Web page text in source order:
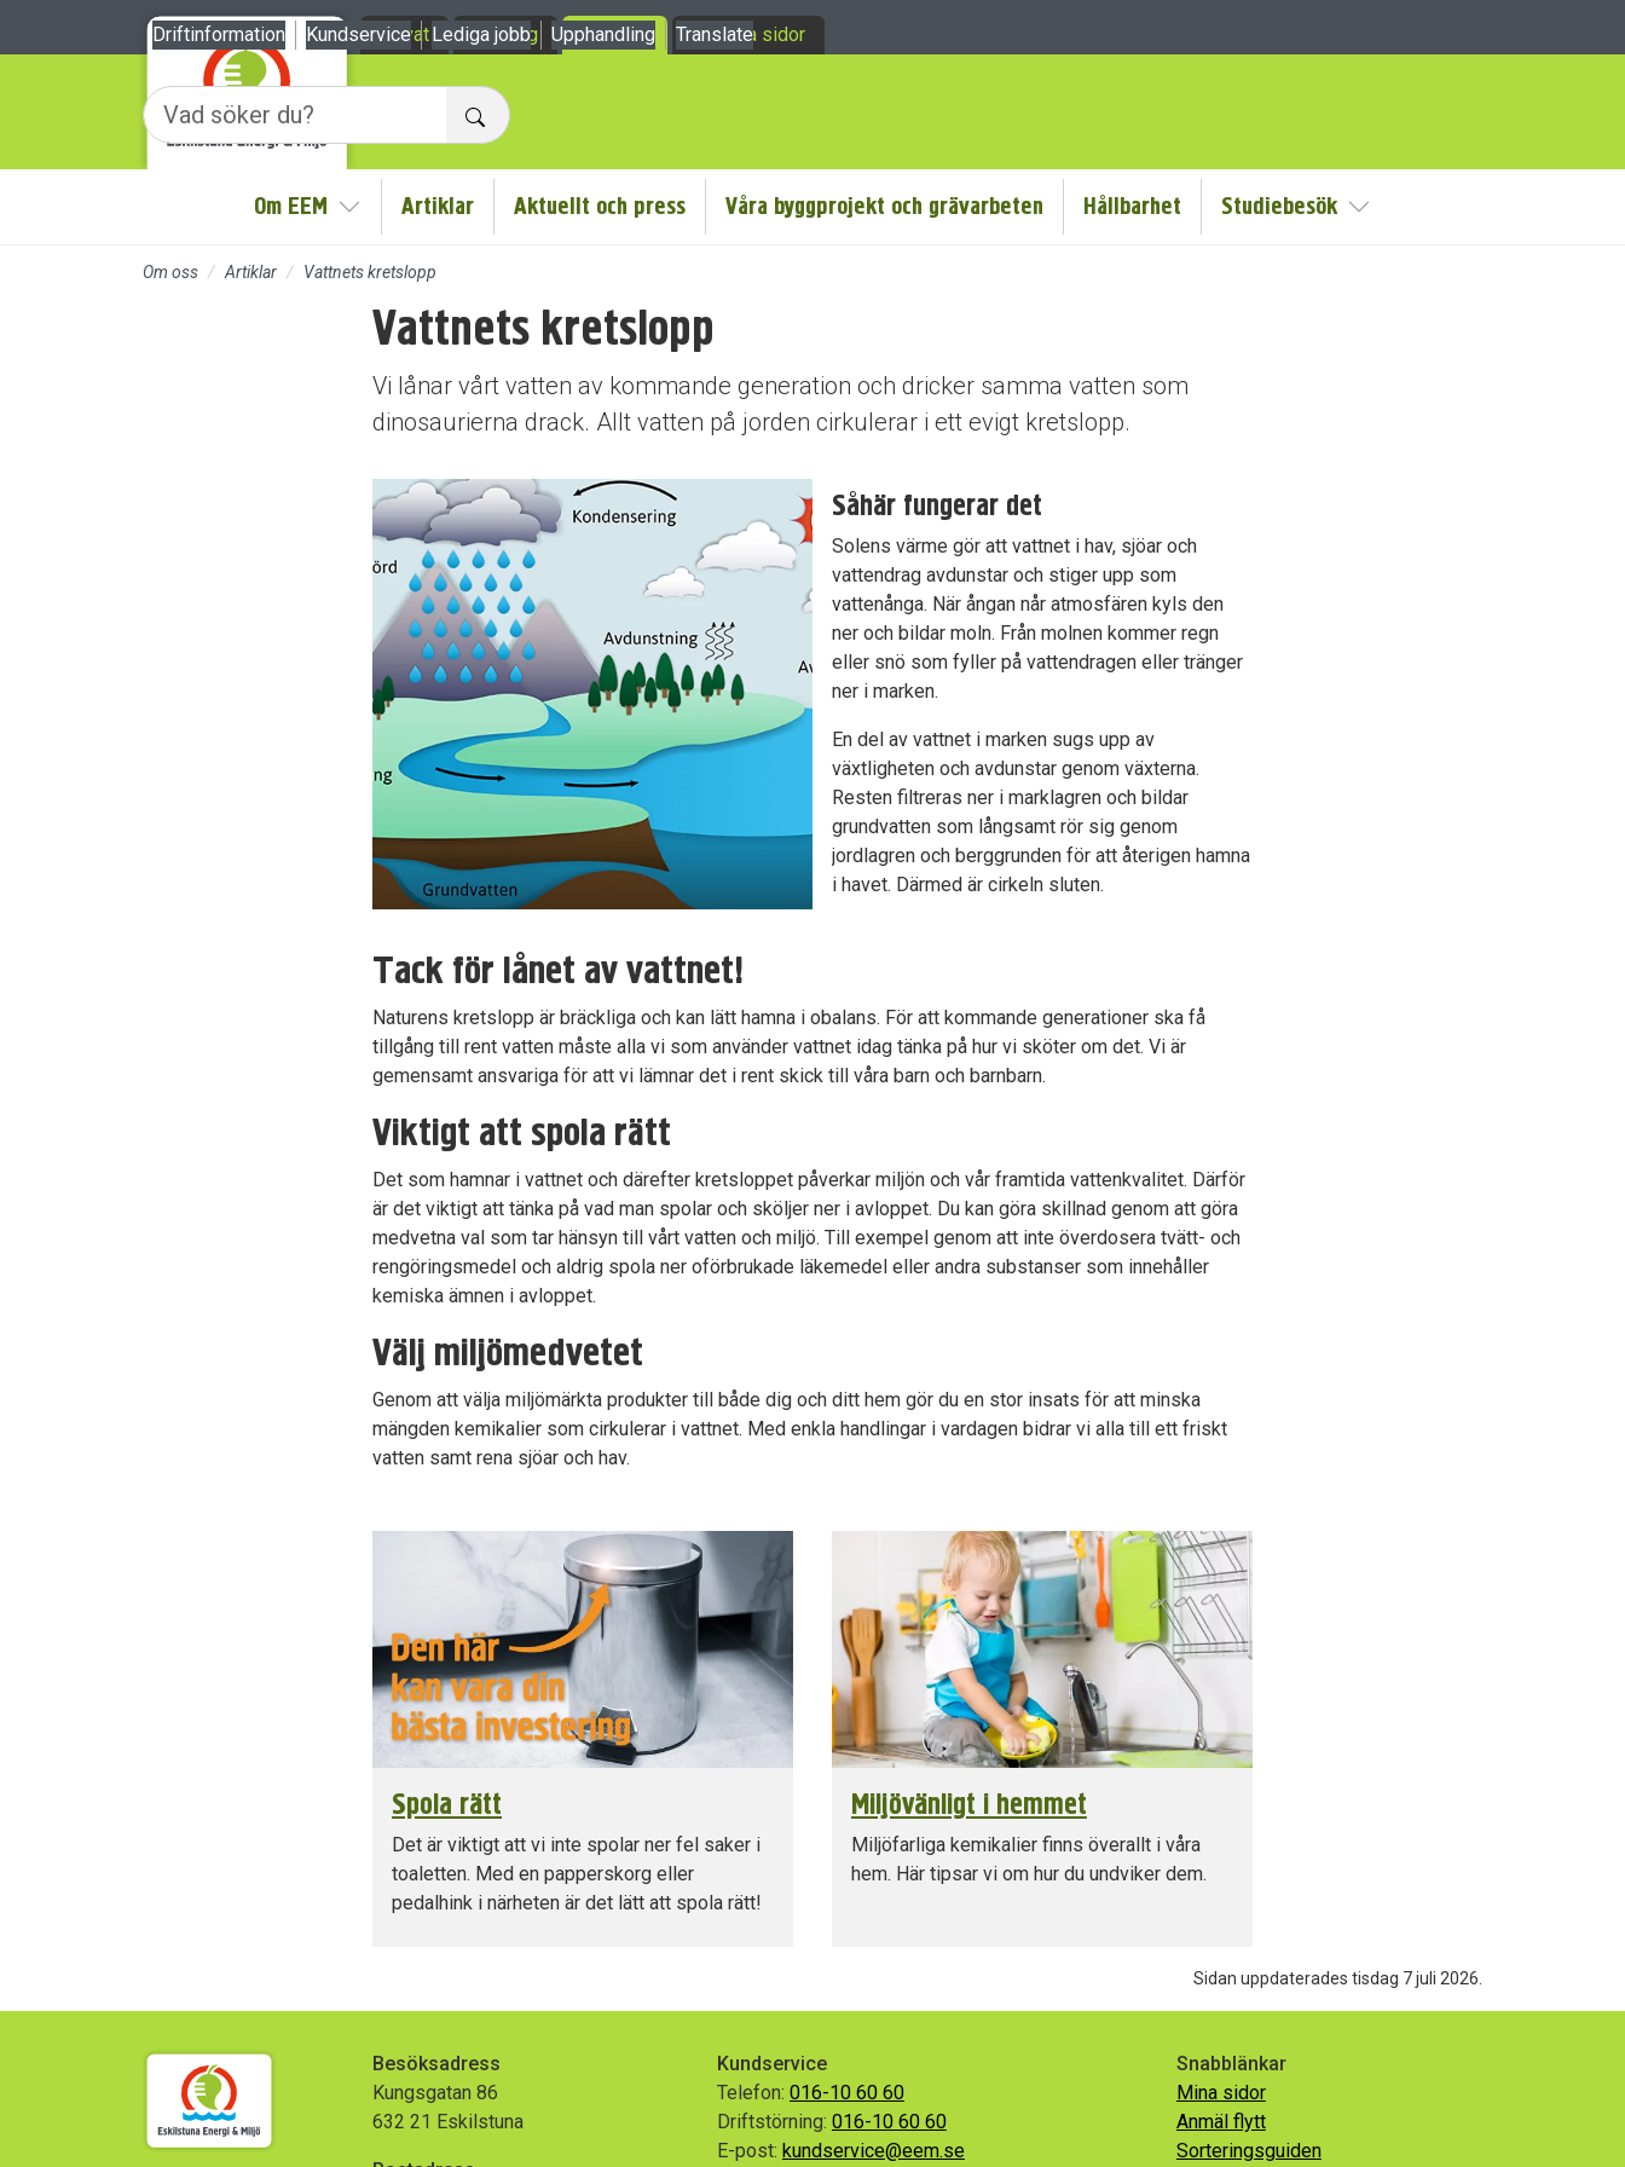
Till sidans huvudinnehåll
Privat
Företag Om oss Mina sidor
Sök
Om EEM Visa/Göm undermeny
Artiklar Aktuellt och press Våra byggprojekt och grävarbeten Hållbarhet Studiebesök Visa/Göm undermeny
Driftinformation Kundservice Lediga jobb Upphandling Translate
Om oss Artiklar Vattnets kretslopp
Vattnets kretslopp
Vi lånar vårt vatten av kommande generation och dricker samma vatten som
dinosaurierna drack. Allt vatten på jorden cirkulerar i ett evigt kretslopp.
Såhär fungerar det
Solens värme gör att vattnet i hav, sjöar och
vattendrag avdunstar och stiger upp som
vattenånga. När ångan når atmosfären kyls den
ner och bildar moln. Från molnen kommer regn
eller snö som fyller på vattendragen eller tränger
ner i marken.
En del av vattnet i marken sugs upp av
växtligheten och avdunstar genom växterna.
Resten filtreras ner i marklagren och bildar
grundvatten som långsamt rör sig genom
jordlagren och berggrunden för att återigen hamna
i havet. Därmed är cirkeln sluten.
Tack för lånet av vattnet!
Naturens kretslopp är bräckliga och kan lätt hamna i obalans. För att kommande generationer ska få
tillgång till rent vatten måste alla vi som använder vattnet idag tänka på hur vi sköter om det. Vi är
gemensamt ansvariga för att vi lämnar det i rent skick till våra barn och barnbarn.
Viktigt att spola rätt
Det som hamnar i vattnet och därefter kretsloppet påverkar miljön och vår framtida vattenkvalitet. Därför
är det viktigt att tänka på vad man spolar och sköljer ner i avloppet. Du kan göra skillnad genom att göra
medvetna val som tar hänsyn till vårt vatten och miljö. Till exempel genom att inte överdosera tvätt- och
rengöringsmedel och aldrig spola ner oförbrukade läkemedel eller andra substanser som innehåller
kemiska ämnen i avloppet.
Välj miljömedvetet
Genom att välja miljömärkta produkter till både dig och ditt hem gör du en stor insats för att minska
mängden kemikalier som cirkulerar i vattnet. Med enkla handlingar i vardagen bidrar vi alla till ett friskt
vatten samt rena sjöar och hav.
Spola rätt
Det är viktigt att vi inte spolar ner fel saker i
toaletten. Med en papperskorg eller
pedalhink i närheten är det lätt att spola rätt!
Miljövänligt i hemmet
Miljöfarliga kemikalier finns överallt i våra
hem. Här tipsar vi om hur du undviker dem.
Sidan uppdaterades tisdag 7 juli 2026.
Besöksadress
Kungsgatan 86
632 21 Eskilstuna
Kundservice
Telefon: 016-10 60 60
Driftstörning: 016-10 60 60
E-post: kundservice@eem.se
Snabblänkar
Mina sidor
Anmäl flytt
Sorteringsguiden